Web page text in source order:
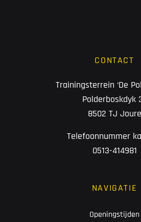
CONTACT
Trainingsterrein ‘De
Polderboskdyk
8502 TJ Joure
Telefoonnummer
0513-414981
NAVIGATIE
Openingstijden